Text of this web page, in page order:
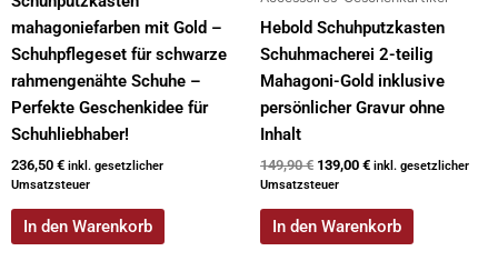
mahagoniefarben mit Gold –
Schuhpflegeset für schwarze
rahmengenähte Schuhe –
Perfekte Geschenkidee für
Schuhliebhaber!
236,50 € inkl. gesetzlicher
Umsatzsteuer
In den Warenkorb
Hebold Schuhputzkasten
Schuhmacherei 2-teilig
Mahagoni-Gold inklusive
persönlicher Gravur ohne
Inhalt
149,90€ 139,00 € inkl. gesetzlicher
Umsatzsteuer
In den Warenkorb